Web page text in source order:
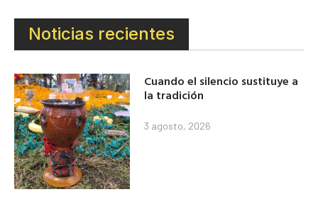
Noticias recientes
Cuando el silencio sustituye a
la tradición
3 agosto, 2026